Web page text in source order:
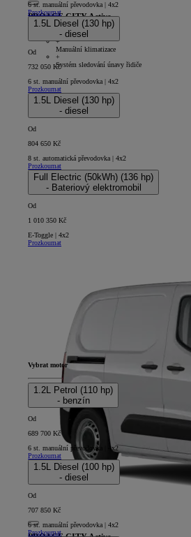
PROACE CITY Active
4D - Panel Van Short
+
Manuální klimatizace
+
Systém sledování únavy řidiče
6 st. manuální převodovka | 4x2
Prozkoumat
1.5L Diesel (130 hp)
- diesel
Od
732 050 Kč
6 st. manuální převodovka | 4x2
Prozkoumat
1.5L Diesel (130 hp)
- diesel
Od
804 650 Kč
8 st. automatická převodovka | 4x2
Prozkoumat
Full Electric (50kWh) (136 hp)
- Bateriový elektromobil
Od
1 010 350 Kč
E-Toggle | 4x2
Prozkoumat
Vybrat motor
1.2L Petrol (110 hp)
- benzín
Od
689 700 Kč
6 st. manuální převodovka | 4x2
Prozkoumat
1.5L Diesel (100 hp)
- diesel
Od
707 850 Kč
6 st. manuální převodovka | 4x2
Prozkoumat